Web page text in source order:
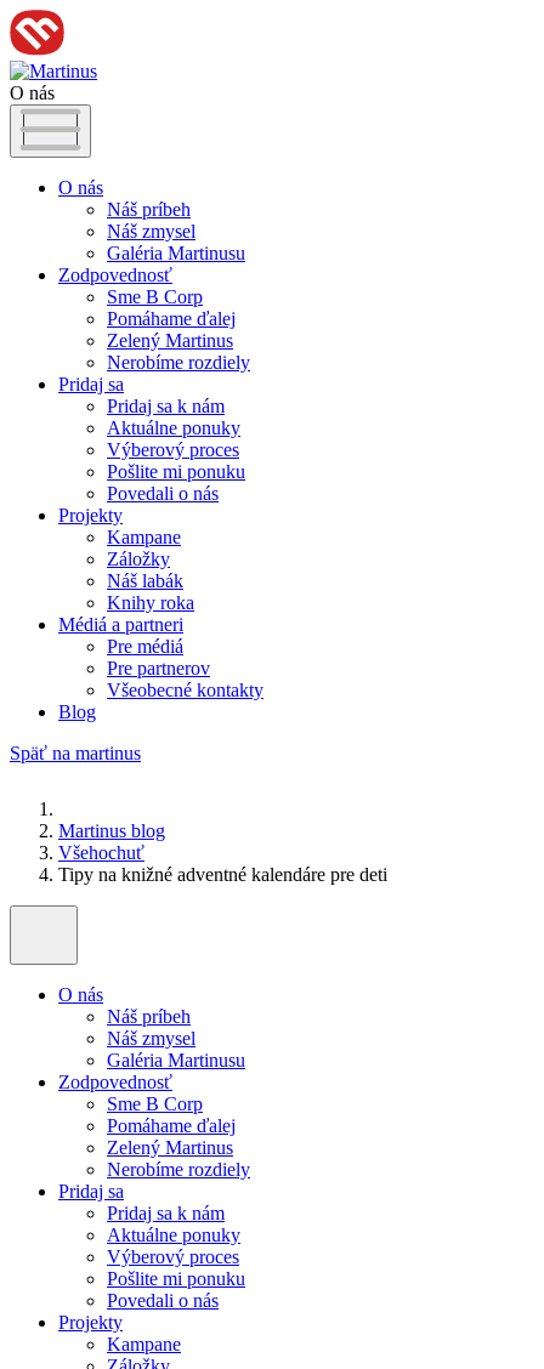
O nás
O nás
Náš príbeh
Náš zmysel
Galéria Martinusu
Zodpovednosť
Sme B Corp
Pomáhame ďalej
Zelený Martinus
Nerobíme rozdiely
Pridaj sa
Pridaj sa k nám
Aktuálne ponuky
Výberový proces
Pošlite mi ponuku
Povedali o nás
Projekty
Kampane
Záložky
Náš labák
Knihy roka
Médiá a partneri
Pre médiá
Pre partnerov
Všeobecné kontakty
Blog
Späť na martinus
Martinus blog
Všehochuť
Tipy na knižné adventné kalendáre pre deti
O nás
Náš príbeh
Náš zmysel
Galéria Martinusu
Zodpovednosť
Sme B Corp
Pomáhame ďalej
Zelený Martinus
Nerobíme rozdiely
Pridaj sa
Pridaj sa k nám
Aktuálne ponuky
Výberový proces
Pošlite mi ponuku
Povedali o nás
Projekty
Kampane